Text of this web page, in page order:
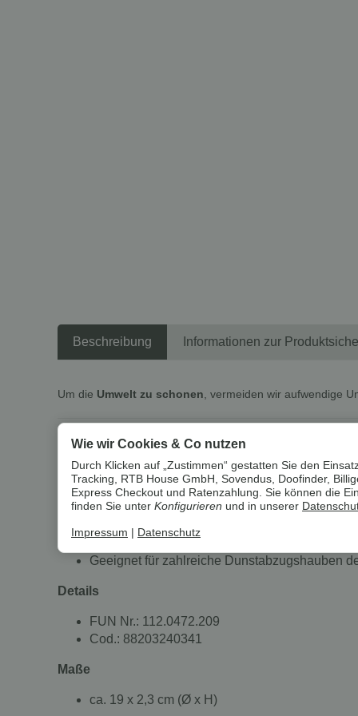
Beschreibung Informationen zur
Um die Umwelt zu schonen , vermeiden wir aufwendige
EURODOMO Aktivkohlefilter für
Eigenschaften
Für Umluftbetrieb – bindet Koch- und
Einfache Installation
Austauschintervall ca. 6-12 Monate (je nach
Geeignet für zahlreiche Dunstabzugshauben
Details
FUN Nr.: 112.0472.209
Cod.: 88203240341
Maße
ca. 19 x 2,3 cm (Ø x H)
Wie wir Cookies & Co nutzen
Durch Klicken auf „Zustimmen“ gestatten Sie den
Tracking, RTB House GmbH, Sovendus, Doofinder,
Express Checkout und Ratenzahlung. Sie können die
finden Sie unter Konfigurieren und in unserer
Impressum | Datenschutz